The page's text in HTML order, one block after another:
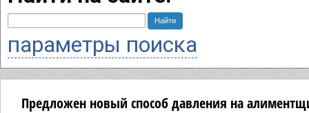
параметры поиска
Предложен новый способ давления на